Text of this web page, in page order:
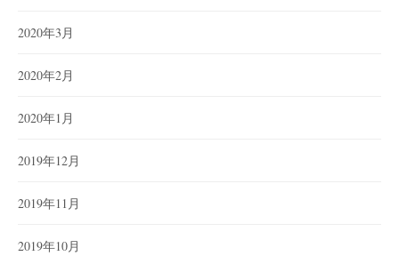
2020年3月
2020年2月
2020年1月
2019年12月
2019年11月
2019年10月